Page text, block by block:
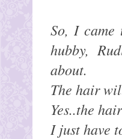
So, I
hubby,
about.
The hair
Yes..the
I just have